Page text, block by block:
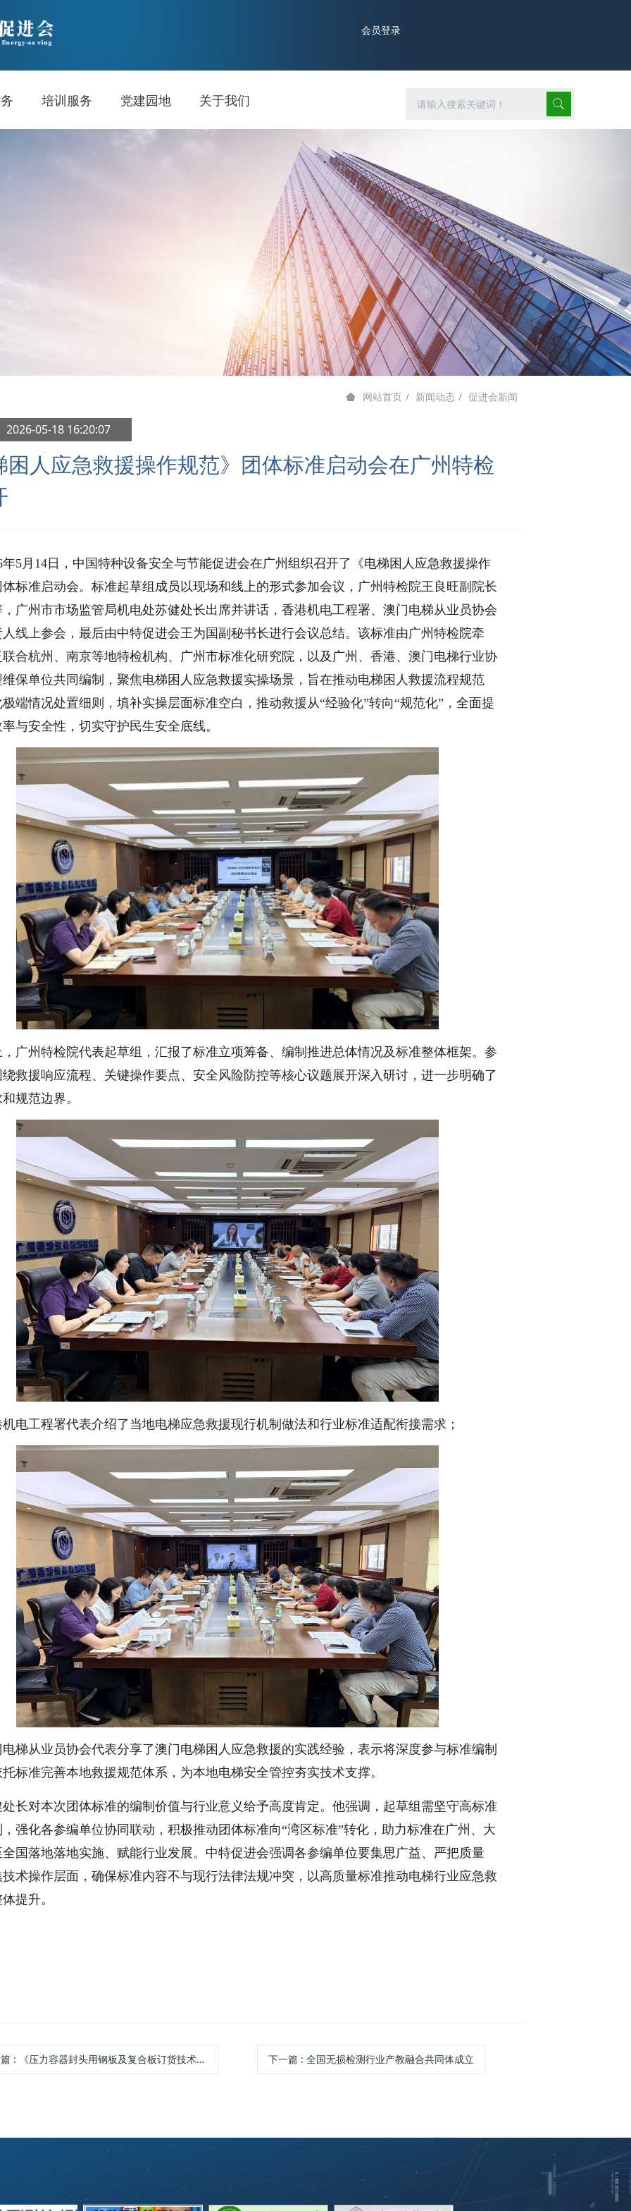
培训服务 党建园地 关于我们
网站首页 新闻动态 促进会新闻
2026-05-18 16:20:07
困人应急救援操作规范》团体标准启动会在广州特检
年5月14日，中国特种设备安全与节能促进会在广州组织召开了《电梯困人应急救援操作
标准启动会。 标准起草组成员以现场和线上的形式参加会议， 广州特检院王良旺副院长
广州市市场监管局机电处苏健处长出席并讲话， 香港机电工程署、澳门电梯从业员协会
线上参会，最后由中特促进会王为国副秘书长进行会议总结。该标准由广州特检院牵
合杭州、南京等地特检机构、广州市标准化研究院，以及广州、香港、澳门电梯行业协
保单位共同编制，聚焦电梯困人应急救援实操场景，旨在推动电梯困人救援流程规范
端情况处置细则，填补实操层面标准空白，推动救援从“经验化”转向“规范化”，全面提
与安全性，切实守护民生安全底线。
广州特检院代表起草组，汇报了标准立项筹备、编制推进总体情况及标准整体框架。参
救援响应流程、关键操作要点、安全风险防控等核心议题展开深入研讨，进一步明确了
规范边界。
电工程署代表介绍了当地电梯应急救援现行机制做法和行业标准适配衔接需求；
梯从业员协会代表分享了澳门电梯困人应急救援的实践经验，表示将深度参与标准编制
标准完善本地救援规范体系，为本地电梯安全管控夯实技术支撑。
长对本次团体标准的编制价值与行业意义给予高度肯定。他强调，起草组需坚守高标准
强化各参编单位协同联动，积极推动团体标准向“湾区标准”转化，助力标准在广州、大
国落地落地实施、赋能行业发展。中特促进会强调各参编单位要集思广益、严把质量
术操作层面，确保标准内容不与现行法律法规冲突，以高质量标准推动电梯行业应急救
提升。
: 《压力容器封头用钢板及复合板订货技术要求》团体标准制定工作启动会在新乡市成功召开 下一篇 : 全国无损检测行业产教融合共同体成立